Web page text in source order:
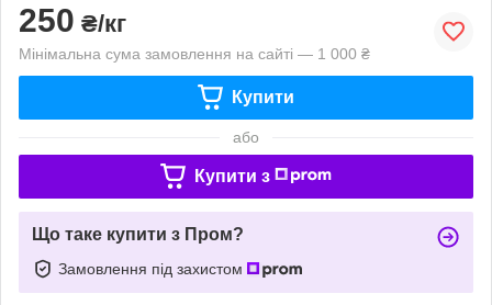
250 ₴/кг
Мінімальна сума замовлення на сайті — 1 000 ₴
Купити
або
Купити з
Що таке купити з Пром?
Замовлення під захистом